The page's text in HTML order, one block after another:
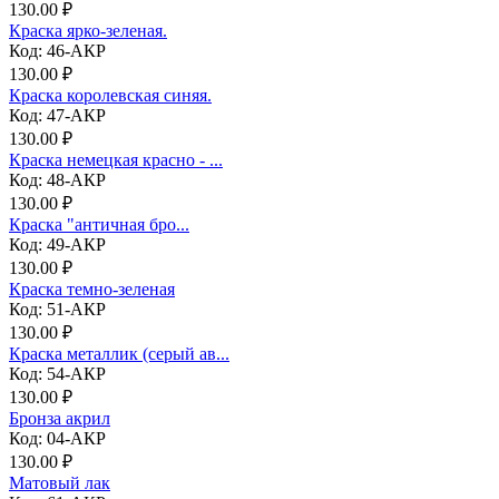
130.00 ₽
Краска ярко-зеленая.
Код: 46-АКР
130.00 ₽
Краска королевская синяя.
Код: 47-АКР
130.00 ₽
Краска немецкая красно - ...
Код: 48-АКР
130.00 ₽
Краска "античная бро...
Код: 49-АКР
130.00 ₽
Краска темно-зеленая
Код: 51-АКР
130.00 ₽
Краска металлик (серый ав...
Код: 54-АКР
130.00 ₽
Бронза акрил
Код: 04-АКР
130.00 ₽
Матовый лак